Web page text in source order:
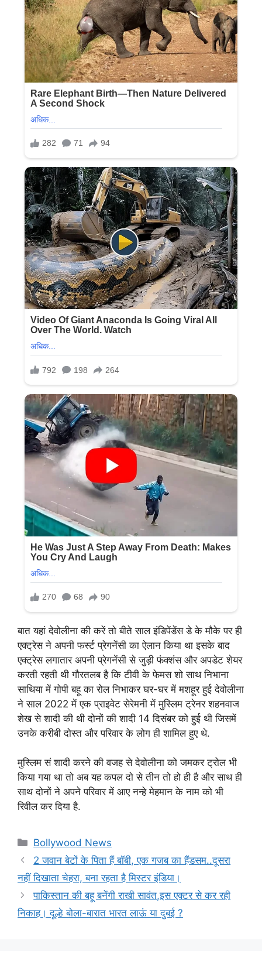
बात यहां देवोलीना की करें तो बीते साल इंडिपेंडेंस डे के मौके पर ही
एक्ट्रेस ने अपनी फर्स्ट प्रेगनेंसी का ऐलान किया था इसके बाद
एक्ट्रेस लगातार अपनी प्रेगनेंसी से जुड़ी फंक्शंस और अपडेट शेयर
करती रहती थी गौरतलब है कि टीवी के फेमस शो साथ निभाना
साथिया में गोपी बहू का रोल निभाकर घर-घर में मशहूर हुई देवोलीना
ने साल 2022 में एक प्राइवेट सेरेमनी में मुस्लिम ट्रेनर शहनवाज
शेख से शादी की थी दोनों की शादी 14 दिसंबर को हुई थी जिसमें
उनके करीबी दोस्त और परिवार के लोग ही शामिल हुए थे.
मुस्लिम सं शादी करने की वजह से देवोलीना को जमकर ट्रोल भी
किया गया था तो अब यह कपल दो से तीन तो हो ही है और साथ ही
साथ दोनों ने अपने परिवार में आए नन्हे मेहमान के नाम को भी
रिवील कर दिया है.
Categories
Bollywood News
2 जवान बेटों के पिता हैं बॉबी, एक गजब का हैंडसम..दूसरा
नहीं दिखाता चेहरा, बना रहता है मिस्टर इंडिया।
पाकिस्तान की बहू बनेंगी राखी सावंत,इस एक्टर से कर रही
निकाह। दूल्हे बोला-बारात भारत लाऊं या दुबई ?